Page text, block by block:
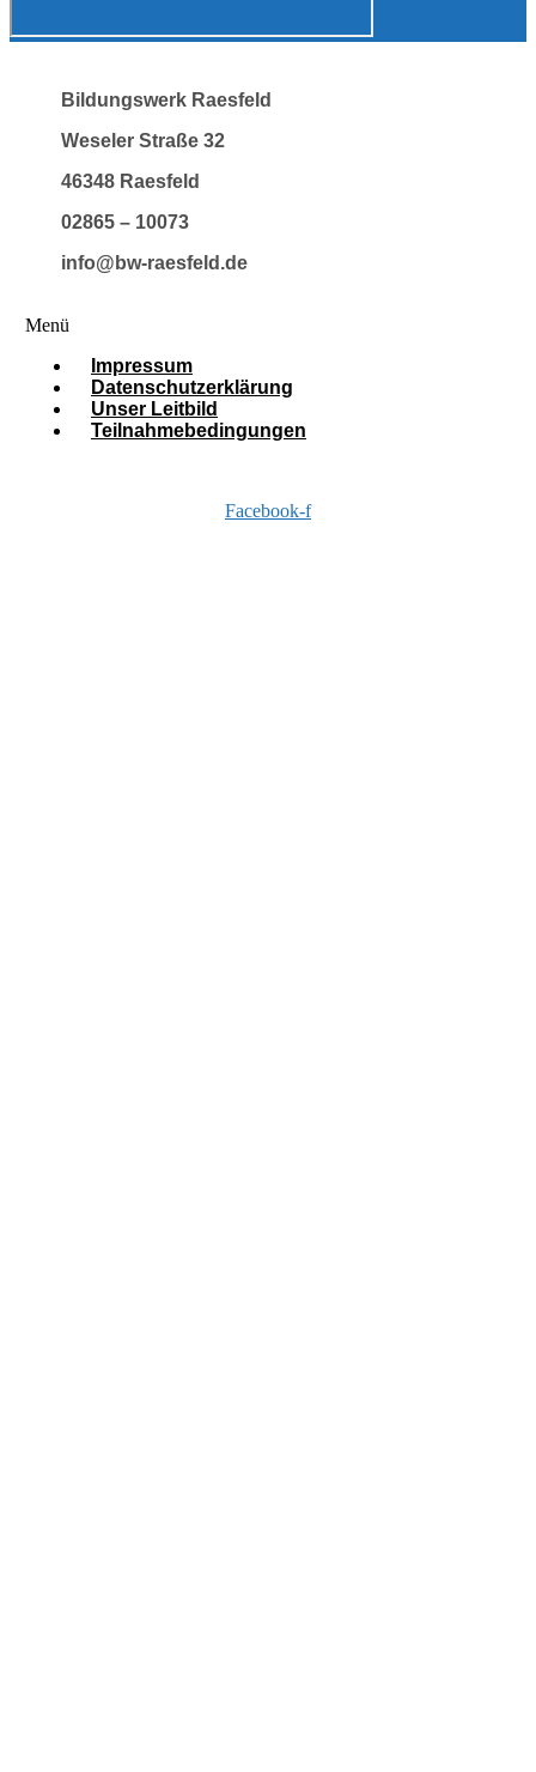
Bildungswerk Raesfeld
Weseler Straße 32
46348 Raesfeld
02865 – 10073
info@bw-raesfeld.de
Menü
Impressum
Datenschutzerklärung
Unser Leitbild
Teilnahmebedingungen
Facebook-f